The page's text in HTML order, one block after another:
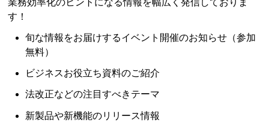
す！
旬な情報をお届けするイベント開催のお知らせ（参加
無料）
ビジネスお役立ち資料のご紹介
法改正などの注目すべきテーマ
新製品や新機能のリリース情報